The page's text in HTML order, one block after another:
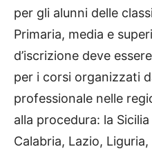
per gli alunni delle
Primaria, media e
d’iscrizione deve
per i corsi organizzati
professionale nelle
alla procedura: la
Calabria, Lazio,